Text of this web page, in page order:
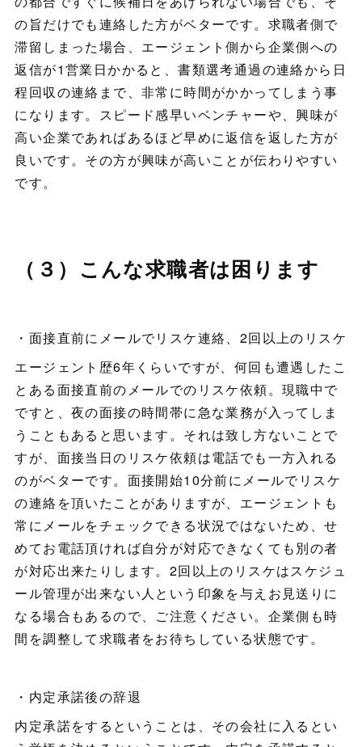
の旨だけでも連絡した方がベターです。求職者側で
滞留しまった場合、エージェント側から企業側への
返信が1営業日かかると、書類選考通過の連絡から日
程回収の連絡まで、非常に時間がかかってしまう事
になります。スピード感早いベンチャーや、興味が
高い企業であればあるほど早めに返信を返した方が
良いです。その方が興味が高いことが伝わりやすい
です。
（３）こんな求職者は困ります
・面接直前にメールでリスケ連絡、2回以上のリスケ
エージェント歴6年くらいですが、何回も遭遇したこ
とある面接直前のメールでのリスケ依頼。現職中で
ですと、夜の面接の時間帯に急な業務が入ってしま
うこともあると思います。それは致し方ないことで
すが、面接当日のリスケ依頼は電話でも一方入れる
のがベターです。面接開始10分前にメールでリスケ
の連絡を頂いたことがありますが、エージェントも
常にメールをチェックできる状況ではないため、せ
めてお電話頂ければ自分が対応できなくても別の者
が対応出来たりします。2回以上のリスケはスケジュ
ール管理が出来ない人という印象を与えお見送りに
なる場合もあるので、ご注意ください。企業側も時
間を調整して求職者をお待ちしている状態です。
・内定承諾後の辞退
内定承諾をするということは、その会社に入るとい